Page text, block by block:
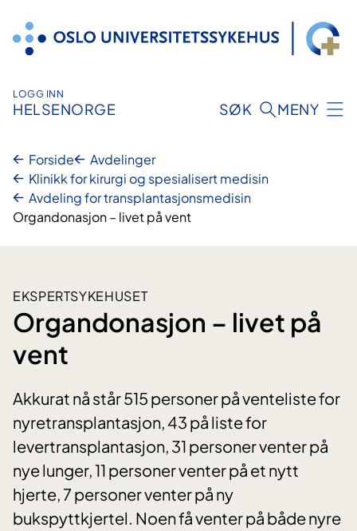
innhold
LOGG INN
HELSENORGE SØK MENY
Forside
Avdelinger
Klinikk for kirurgi og spesialisert medisin
Avdeling for ­­­­­­­­transplantasjons­­medisin
Organdonasjon – livet på vent
EKSPERTSYKEHUSET
Organdonasjon – livet på
vent
Akkurat nå står 515 personer på venteliste for
nyretransplantasjon, 43 på liste for
levertransplantasjon, 31 personer venter på
nye lunger, 11 personer venter på et nytt
hjerte, 7 personer venter på ny
bukspyttkjertel. Noen få venter på både nyre